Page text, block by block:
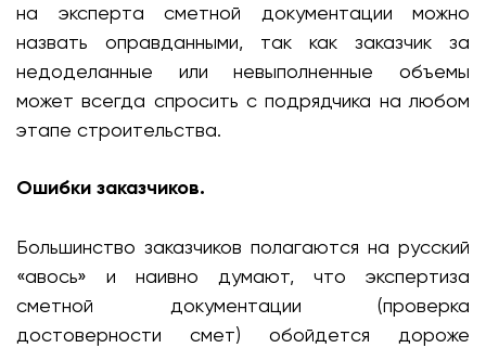
на эксперта сметной документации можно
назвать оправданными, так как заказчик за
недоделанные или невыполненные объемы
может всегда спросить с подрядчика на любом
этапе строительства.
Ошибки заказчиков.
Большинство заказчиков полагаются на русский
«авось» и наивно думают, что экспертиза
сметной документации (проверка
достоверности смет) обойдется дороже